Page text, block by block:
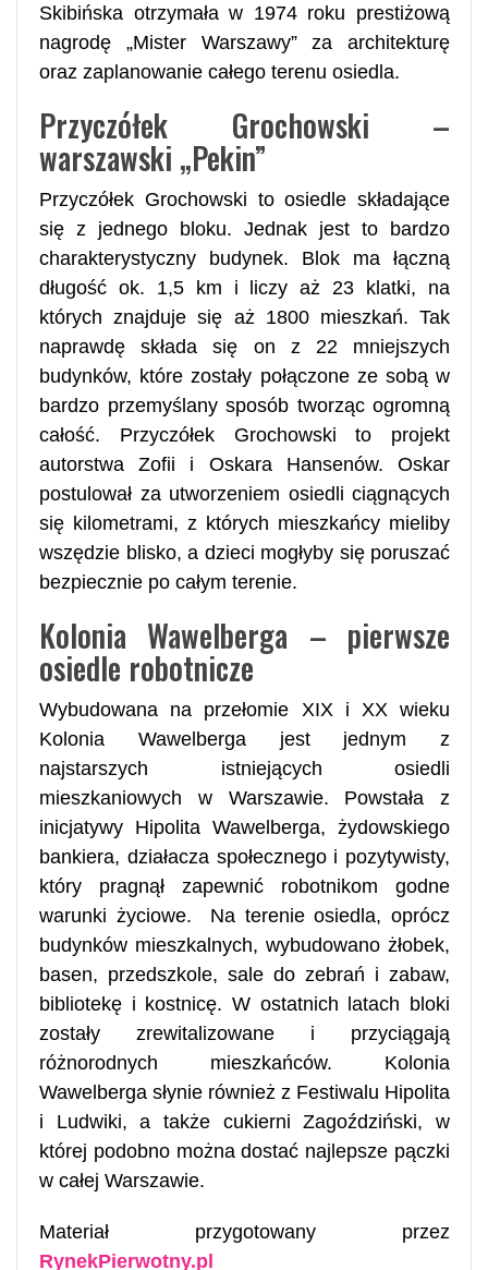
Skibińska otrzymała w 1974 roku prestiżową
nagrodę „Mister Warszawy” za architekturę
oraz zaplanowanie całego terenu osiedla.
Przyczółek Grochowski –
warszawski „Pekin”
Przyczółek Grochowski to osiedle składające
się z jednego bloku. Jednak jest to bardzo
charakterystyczny budynek. Blok ma łączną
długość ok. 1,5 km i liczy aż 23 klatki, na
których znajduje się aż 1800 mieszkań. Tak
naprawdę składa się on z 22 mniejszych
budynków, które zostały połączone ze sobą w
bardzo przemyślany sposób tworząc ogromną
całość. Przyczółek Grochowski to projekt
autorstwa Zofii i Oskara Hansenów. Oskar
postulował za utworzeniem osiedli ciągnących
się kilometrami, z których mieszkańcy mieliby
wszędzie blisko, a dzieci mogłyby się poruszać
bezpiecznie po całym terenie.
Kolonia Wawelberga – pierwsze
osiedle robotnicze
Wybudowana na przełomie XIX i XX wieku
Kolonia Wawelberga jest jednym z
najstarszych istniejących osiedli
mieszkaniowych w Warszawie. Powstała z
inicjatywy Hipolita Wawelberga, żydowskiego
bankiera, działacza społecznego i pozytywisty,
który pragnął zapewnić robotnikom godne
warunki życiowe. Na terenie osiedla, oprócz
budynków mieszkalnych, wybudowano żłobek,
basen, przedszkole, sale do zebrań i zabaw,
bibliotekę i kostnicę. W ostatnich latach bloki
zostały zrewitalizowane i przyciągają
różnorodnych mieszkańców. Kolonia
Wawelberga słynie również z Festiwalu Hipolita
i Ludwiki, a także cukierni Zagoździński, w
której podobno można dostać najlepsze pączki
w całej Warszawie.
Materiał przygotowany przez
RynekPierwotny.pl